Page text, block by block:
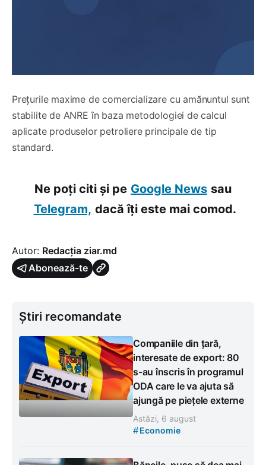
Prețurile maxime de comercializare cu amănuntul sunt
stabilite de ANRE în baza metodologiei de calcul
aplicate produselor petroliere principale de tip
standard.
Ne poți citi și pe Google News sau
Telegram, dacă îți este mai comod.
Autor: Redacția ziar.md
Abonează-te
Știri recomandate
Companiile din țară,
interesate de export: 80
s-au înscris în programul
ODA care le va ajuta să
ajungă pe piețele externe
Astăzi, 6 august
#Economie